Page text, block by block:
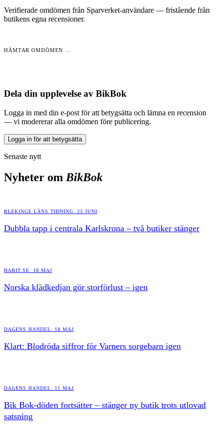
Verifierade omdömen från Sparverket-användare — fristående från
butikens egna recensioner.
HÄMTAR OMDÖMEN …
Dela din upplevelse av BikBok
Logga in med din e-post för att betygsätta och lämna en recension
— vi modererar alla omdömen före publicering.
Logga in för att betygsätta
Senaste nytt
Nyheter om BikBok
BLEKINGE LÄNS TIDNING· 25 JUNI
Dubbla tapp i centrala Karlskrona – två butiker stänger
HABIT.SE· 18 MAJ
Norska klädkedjan gör storförlust – igen
DAGENS HANDEL· 18 MAJ
Klart: Blodröda siffror för Varners sorgebarn igen
DAGENS HANDEL· 11 MAJ
Bik Bok-döden fortsätter – stänger ny butik trots utlovad
satsning